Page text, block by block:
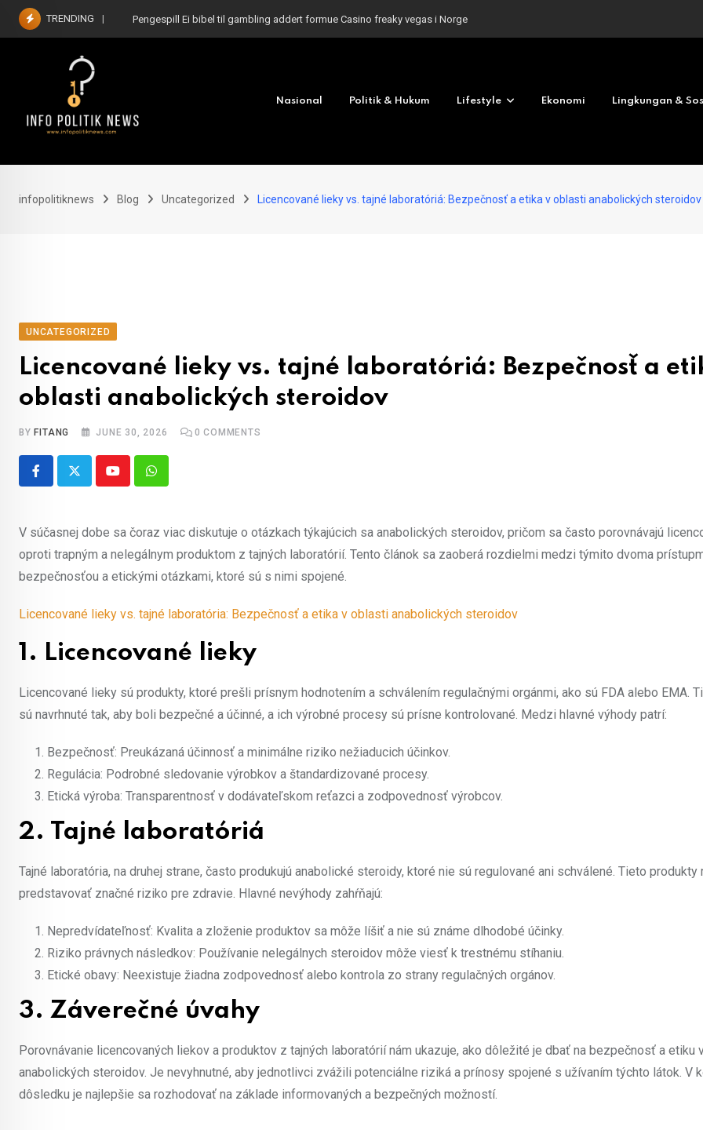
Skip
TRENDING Pengespill Ei bibel til gambling addert formue Casino freaky vegas i Norge
Nasional Politik & Hukum Lifestyle Ekonomi Lingkungan &
infopolitiknews Blog Uncategorized Licencované lieky vs. tajné laboratóriá: Bezpečnosť a etika v oblasti anabolických steroidov
UNCATEGORIZED
Licencované lieky vs. tajné laboratóriá: Bezpečnosť a
oblasti anabolických steroidov
BY FITANG JUNE 30, 2026 0 COMMENTS
YoutubeWhatsapp
V súčasnej dobe sa čoraz viac diskutuje o otázkach týkajúcich sa anabolických steroidov, pričom sa často porovnávajú
oproti trapným a nelegálnym produktom z tajných laboratórií. Tento článok sa zaoberá rozdielmi medzi týmito dvoma
bezpečnosťou a etickými otázkami, ktoré sú s nimi spojené.
Licencované lieky vs. tajné laboratória: Bezpečnosť a etika v oblasti anabolických steroidov
1. Licencované lieky
Licencované lieky sú produkty, ktoré prešli prísnym hodnotením a schválením regulačnými orgánmi, ako sú FDA alebo EMA.
sú navrhnuté tak, aby boli bezpečné a účinné, a ich výrobné procesy sú prísne kontrolované. Medzi hlavné výhody patrí:
Bezpečnosť: Preukázaná účinnosť a minimálne riziko nežiaducich účinkov.
Regulácia: Podrobné sledovanie výrobkov a štandardizované procesy.
Etická výroba: Transparentnosť v dodávateľskom reťazci a zodpovednosť výrobcov.
2. Tajné laboratóriá
Tajné laboratória, na druhej strane, často produkujú anabolické steroidy, ktoré nie sú regulované ani schválené. Tieto produkty
predstavovať značné riziko pre zdravie. Hlavné nevýhody zahŕňajú:
Nepredvídateľnosť: Kvalita a zloženie produktov sa môže líšiť a nie sú známe dlhodobé účinky.
Riziko právnych následkov: Používanie nelegálnych steroidov môže viesť k trestnému stíhaniu.
Etické obavy: Neexistuje žiadna zodpovednosť alebo kontrola zo strany regulačných orgánov.
3. Záverečné úvahy
Porovnávanie licencovaných liekov a produktov z tajných laboratórií nám ukazuje, ako dôležité je dbať na bezpečnosť a etiku
anabolických steroidov. Je nevyhnutné, aby jednotlivci zvážili potenciálne riziká a prínosy spojené s užívaním týchto látok. V
dôsledku je najlepšie sa rozhodovať na základe informovaných a bezpečných možností.